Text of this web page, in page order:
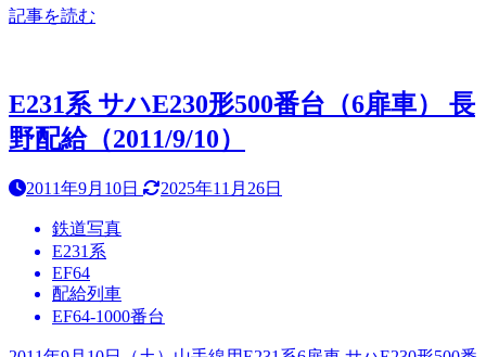
記事を読む
E231系 サハE230形500番台（6扉車） 長
野配給（2011/9/10）
2011年9月10日 2025年11月26日
鉄道写真
E231系
EF64
配給列車
EF64-1000番台